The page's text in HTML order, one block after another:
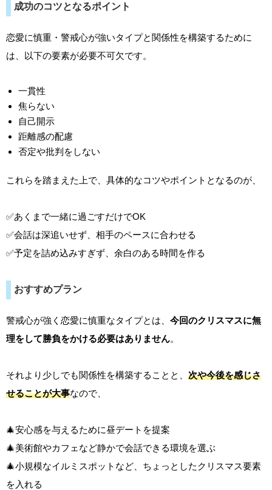
成功のコツとなるポイント
恋愛に慎重・警戒心が強いタイプと関係性を構築するために
は、以下の要素が必要不可欠です。
一貫性
焦らない
自己開示
距離感の配慮
否定や批判をしない
これらを踏まえた上で、具体的なコツやポイントとなるのが、
✅あくまで一緒に過ごすだけでOK
✅会話は深追いせず、相手のペースに合わせる
✅予定を詰め込みすぎず、余白のある時間を作る
おすすめプラン
警戒心が強く恋愛に慎重なタイプとは、 今回のクリスマスに無
理をして勝負をかける必要はありません。
それより少しでも関係性を構築することと、 次や今後を感じさ
せることが大事なので、
🎄安心感を与えるために昼デートを提案
🎄美術館やカフェなど静かで会話できる環境を選ぶ
🎄小規模なイルミスポットなど、ちょっとしたクリスマス要素
を入れる